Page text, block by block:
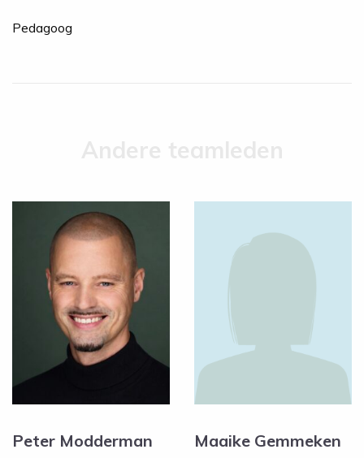
Pedagoog
Peter Modderman Maaike Gemmeken